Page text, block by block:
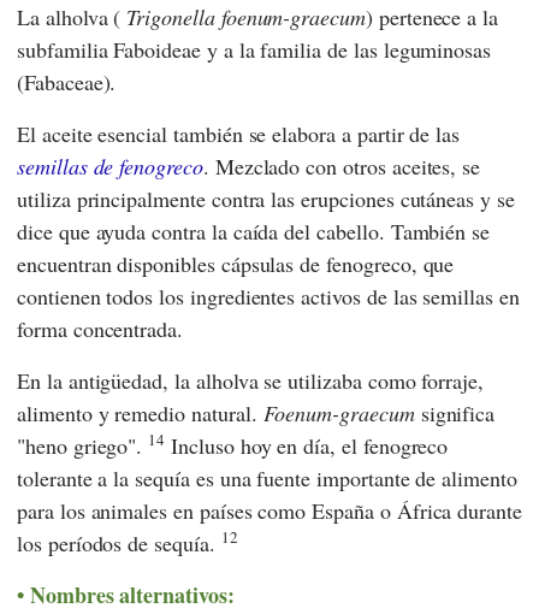
La alholva ( Trigonella foenum-graecum) pertenece a la
subfamilia Faboideae y a la familia de las leguminosas
(Fabaceae).
El aceite esencial también se elabora a partir de las
semillas de fenogreco. Mezclado con otros aceites, se
utiliza principalmente contra las erupciones cutáneas y se
dice que ayuda contra la caída del cabello. También se
encuentran disponibles cápsulas de fenogreco, que
contienen todos los ingredientes activos de las semillas en
forma concentrada.
En la antigüedad, la alholva se utilizaba como forraje,
alimento y remedio natural. Foenum-graecumsignifica
"heno griego". 14 Incluso hoy en día, el fenogreco
tolerante a la sequía es una fuente importante de alimento
para los animales en países como España o África durante
los períodos de sequía. 12
Nombres alternativos: